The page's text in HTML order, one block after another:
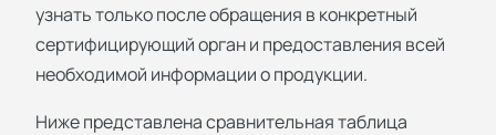
узнать только после обращения в конкретный
сертифицирующий орган и предоставления всей
необходимой информации о продукции.
Ниже представлена сравнительная таблица